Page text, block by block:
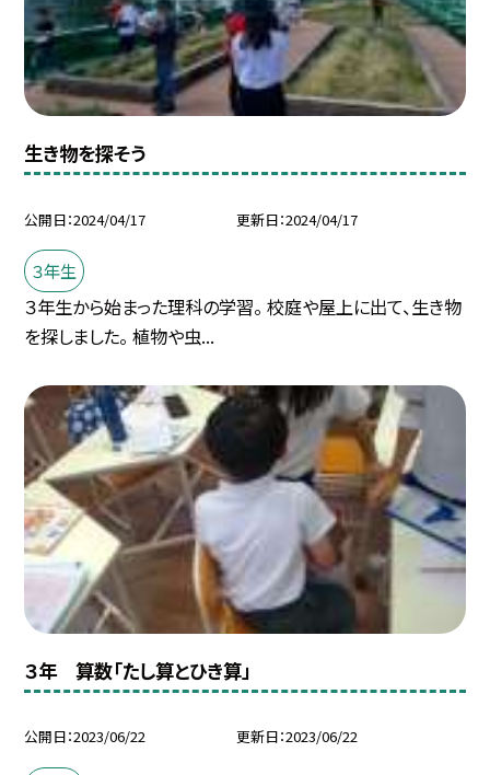
生き物を探そう
公開日 2024/04/17 更新日 2024/04/17
３年生
３年生から始まった理科の学習。 校庭や屋上に出て、生き物
を探しました。 植物や虫...
３年 算数「たし算とひき算」
公開日 2023/06/22 更新日 2023/06/22